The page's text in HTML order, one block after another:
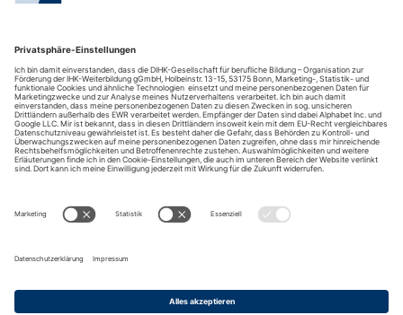
DIHK-Bildungs-gGmbH
Besuchen Sie auch: